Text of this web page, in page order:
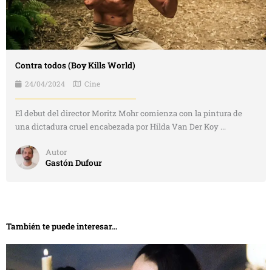
Contra todos (Boy Kills World)
24/04/2024 Cine
El debut del director Moritz Mohr comienza con la pintura de
una dictadura cruel encabezada por Hilda Van Der Koy ...
Autor
Gastón Dufour
También te puede interesar...